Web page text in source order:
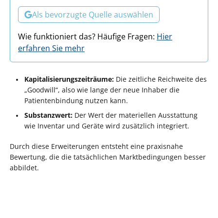
Als bevorzugte Quelle auswählen
Wie funktioniert das? Häufige Fragen: Hier
erfahren Sie mehr
Kapitalisierungszeiträume: Die zeitliche Reichweite des
„Goodwill“, also wie lange der neue Inhaber die
Patientenbindung nutzen kann.
Substanzwert: Der Wert der materiellen Ausstattung
wie Inventar und Geräte wird zusätzlich integriert.
Durch diese Erweiterungen entsteht eine praxisnahe
Bewertung, die die tatsächlichen Marktbedingungen besser
abbildet.